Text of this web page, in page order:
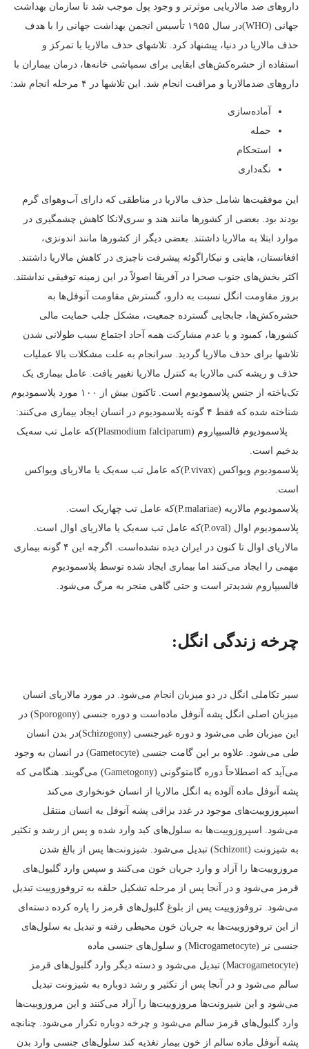
داروهای ضد مالاریایی موثرتر و وجود پول موجب شد تا سازمان بهداشت
جهانی (WHO)در سال ۱۹۵۵ تأسیس انجمن بهداشت جهانی را با هدف
حذف مالاریا در دنیا، پیشنهاد کرد. تلاشهای حذف مالاریا با تمرکز و
استفاده از حشره‌کش‌های ابقایی برای سمپاشی خانه‌ها، درمان بیماران با
داروهای ضدمالاریا و مراقبت انجام شد. این تلاشها در ۴ مرحله انجام شد:
آماده‌سازی
حمله
استحکام
نگه‌داری
این موفقیت‌ها شامل حذف مالاریا در مناطقی که دارای آب‌وهوای گرم
بودند بود. بعضی از کشورها مانند هند و سری‌لانکا کاهش چشمگیری در
موارد ابتلا به مالاریا داشتند. بعضی دیگر از کشورها مانند اندونزی،
افغانستان، هایتی و نیکاراگوئه پیشرفت ناچیزی در کاهش مالاریا داشتند.
اکثر بخش‌های جنوب صحرا در آفریقا اصولاً در این زمینه توفیقی نداشتند.
بروز مقاومت انگل نسبت به دارو، گسترش مقاومت آنوفل‌ها به
حشره‌کش‌ها، جابجایی گسترده جمعیت، مشکل جلب حمایت مالی
کشورها، کمبود و یا عدم مشارکت همه آحاد اجتماع سبب طولانی شدن
تلاشها برای حذف مالاریا گردید. سرانجام به علت مشکلات بالا عملیات
حذف و ریشه کنی مالاریا به کنترل مالاریا تغییر یافت. عامل بیماری یک
تک‌یاخته از جنس پلاسمودیوم است. تاکنون بیش از ۱۰۰ مورد پلاسمودیوم
شناخته شده که فقط ۴ گونه پلاسمودیوم در انسان ایجاد بیماری می‌کنند:
پلاسمودیوم فالسیپاروم (Plasmodium falciparum)که عامل تب سه‌یک
بدخیم است.
پلاسمودیوم ویواکس (P.vivax)که عامل تب سه‌یک یا مالاریای ویواکس
است.
پلاسمودیوم مالاریه (P.malariae)که عامل تب چهاریک است.
پلاسمودیوم اوال (P.oval)که عامل تب سه‌یک یا مالاریای اوال است.
مالاریای اوال تا کنون در ایران دیده نشده‌است. اگرچه این ۴ گونه بیماری
مهمی را ایجاد می‌کنند اما بیماری ایجاد شده توسط پلاسمودیوم
فالسیپاروم شدیدتر است و حتی گاهی منجر به مرگ می‌شود.
چرخه زندگی انگل:
سیر تکاملی انگل در دو میزبان انجام می‌شود. در مورد مالاریای انسان
میزبان اصلی انگل پشه آنوفل ماده‌است و دوره جنسی (Sporogony) در
این میزبان طی می‌شود و دوره غیرجنسی (Schizogony)در بدن انسان
طی می‌شود. علاوه بر این گامت جنسی (Gametocyte) در انسان به وجود
می‌آید که اصطلاحاً دوره گامتوگونی (Gametogony) می‌گویند. هنگامی که
پشه آنوفل ماده آلوده به انگل مالاریا از انسان خونخواری می‌کند
اسپروزوییت‌های موجود در غدد بزاقی پشه آنوفل به انسان منتقل
می‌شود. اسپروزوییت‌ها به سلول‌های کبد وارد شده و پس از رشد و تکثیر
به شیزونت (Schizont) تبدیل می‌شود. شیزونت‌ها پس از بالغ شدن
مروزوییت‌ها را آزاد و وارد جریان خون می‌کنند و سپس وارد گلبول‌های
قرمز می‌شود و در آنجا پس از مرحله تشکیل حلقه به تروفوزوییت تبدیل
می‌شود. تروفوزوییت پس از بلوغ گلبول‌های قرمز را پاره کرده دسته‌ای
از این تروفوزوییت‌ها به جریان خون محیطی رفته و تبدیل به سلول‌های
جنسی نر (Microgametocyte) و سلول‌های جنسی ماده
(Macrogametocyte) تبدیل می‌شود و دسته دیگر وارد گلبول‌های قرمز
سالم می‌شود و در آنجا پس از تکثیر و رشد دوباره به شیزونت تبدیل
می‌شود و این شیزونت‌ها مروزوییت‌ها را آزاد می‌کنند و این مروزوییت‌ها
وارد گلبول‌های قرمز سالم می‌شود و چرخه دوباره تکرار می‌شود. چنانچه
پشه آنوفل ماده سالم از خون بیمار تغذیه کند سلول‌های جنسی وارد بدن